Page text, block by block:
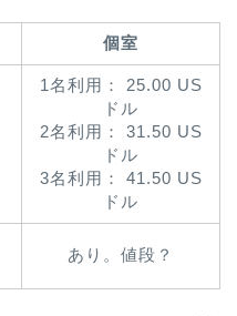
個室
1名利用： 25.00 US
ドル
2名利用： 31.50 US
ドル
3名利用： 41.50 US
ドル
あり。値段？